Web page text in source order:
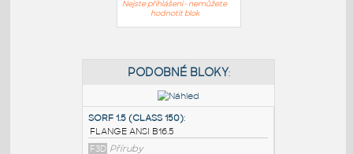
Nejste přihlášeni - nemůžete
hodnotit blok